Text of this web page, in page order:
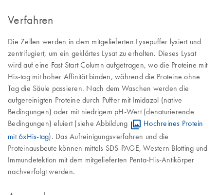
Verfahren
Die Zellen werden in dem mitgelieferten Lysepuffer lysiert und
zentrifugiert, um ein geklärtes Lysat zu erhalten. Dieses Lysat
wird auf eine Fast Start Column aufgetragen, wo die Proteine mit
His-tag mit hoher Affinität binden, während die Proteine ohne
Tag die Säule passieren. Nach dem Waschen werden die
aufgereinigten Proteine durch Puffer mit Imidazol (native
Bedingungen) oder mit niedrigem pH-Wert (denaturierende
Bedingungen) eluiert (siehe Abbildung
Hochreines Protein
mit 6xHis-tag). Das Aufreinigungsverfahren und die
Proteinausbeute können mittels SDS-PAGE, Western Blotting und
Immundetektion mit dem mitgelieferten Penta-His-Antikörper
nachverfolgt werden.